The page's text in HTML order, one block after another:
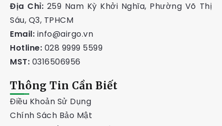
Địa Chỉ: 259 Nam Kỳ Khởi Nghĩa, Phường Võ Thị
Sáu, Q3, TPHCM
Email: info@airgo.vn
Hotline: 028 9999 5599
MST: 0316506956
Thông Tin Cần Biết
Điều Khoản Sử Dụng
Chính Sách Bảo Mật